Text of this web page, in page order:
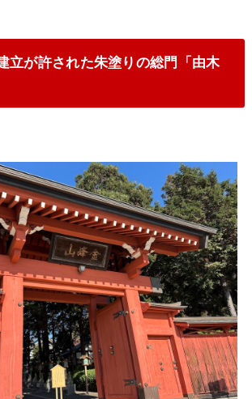
立が許された朱塗りの総門「由木